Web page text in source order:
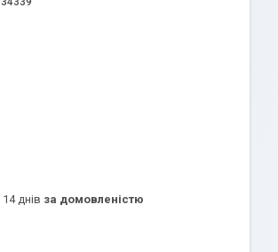
днів за домовленістю